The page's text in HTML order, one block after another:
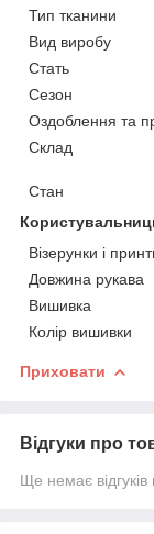
Тип тканини
Вид виробу
Стать
Сезон
Оздоблення та
Склад
Стан
Візерунки і
Довжина рукава
Вишивка
Колір вишивки
Приховати
Відгуки про
Ще немає